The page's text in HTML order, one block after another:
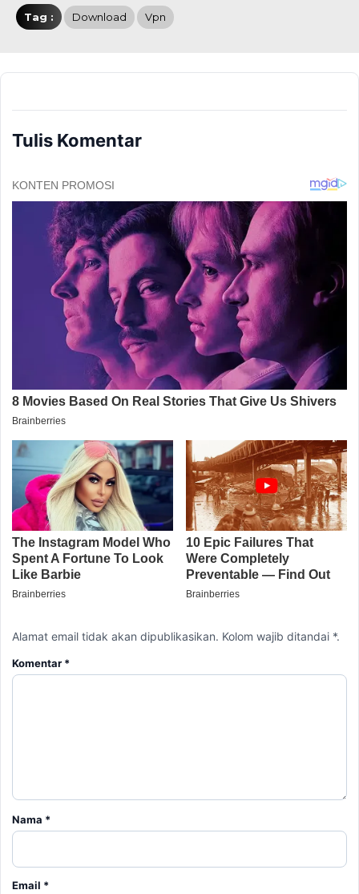
Tag : Download Vpn
Tulis Komentar
Alamat email tidak akan dipublikasikan. Kolom wajib ditandai *.
Komentar *
Nama *
Email *